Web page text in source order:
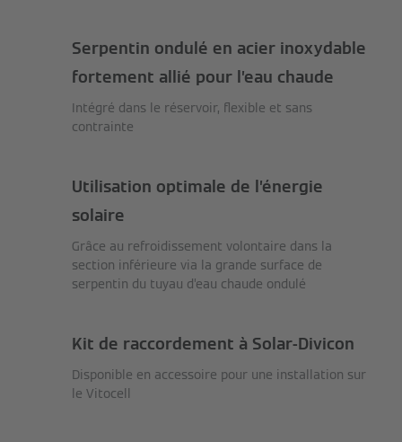
Serpentin ondulé en acier inoxydable
fortement allié pour l’eau chaude
Intégré dans le réservoir, flexible et sans
contrainte
Utilisation optimale de l’énergie
solaire
Grâce au refroidissement volontaire dans la
section inférieure via la grande surface de
serpentin du tuyau d’eau chaude ondulé
Kit de raccordement à Solar-Divicon
Disponible en accessoire pour une installation sur
le Vitocell